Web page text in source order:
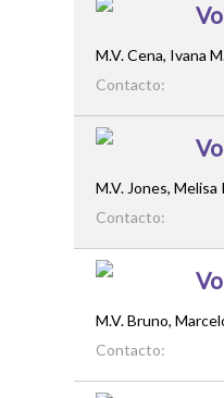
M.V. Cena, Ivana
Contacto:
M.V. Jones, Melisa
Contacto:
M.V. Bruno,
Contacto: